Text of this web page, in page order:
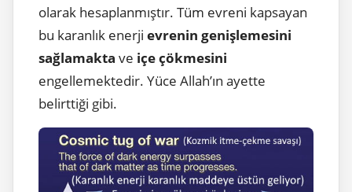
olarak hesaplanmıştır. Tüm evreni kapsayan
bu karanlık enerji evrenin genişlemesini
sağlamakta ve içe çökmesini
engellemektedir. Yüce Allah’ın ayette
belirttiği gibi.